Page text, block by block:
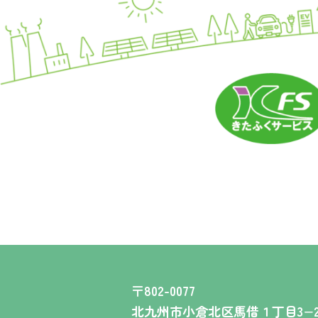
〒802-0077
北九州市小倉北区馬借１丁目